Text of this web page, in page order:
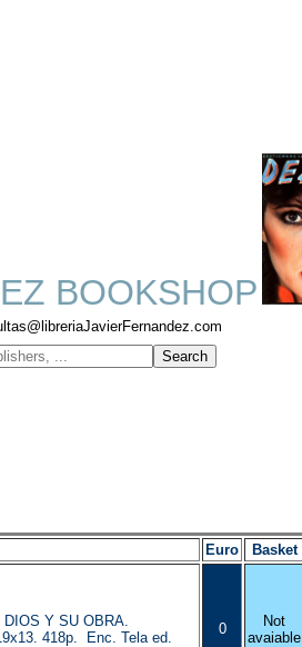
BOOKSHOP
Euro Basket
Y SU OBRA.
418p. Enc. Tela ed.
0
Not
avaiable